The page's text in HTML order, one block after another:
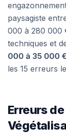
paysagiste
000 à 280 000
techniques et
000 à 35 000
les 15 erreurs
Erreurs